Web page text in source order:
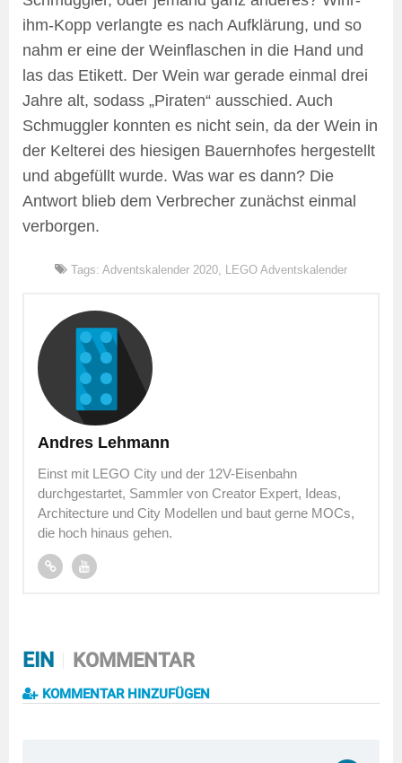
ihm-Kopp verlangte es nach Aufklärung, und so
nahm er eine der Weinflaschen in die Hand und
las das Etikett. Der Wein war gerade einmal drei
Jahre alt, sodass „Piraten“ ausschied. Auch
Schmuggler konnten es nicht sein, da der Wein in
der Kelterei des hiesigen Bauernhofes hergestellt
und abgefüllt wurde. Was war es dann? Die
Antwort blieb dem Verbrecher zunächst einmal
verborgen.
Tags: Adventskalender 2020, LEGO Adventskalender
Andres Lehmann
Einst mit LEGO City und der 12V-Eisenbahn
durchgestartet, Sammler von Creator Expert, Ideas,
Architecture und City Modellen und baut gerne MOCs,
die hoch hinaus gehen.
EIN KOMMENTAR
KOMMENTAR HINZUFÜGEN